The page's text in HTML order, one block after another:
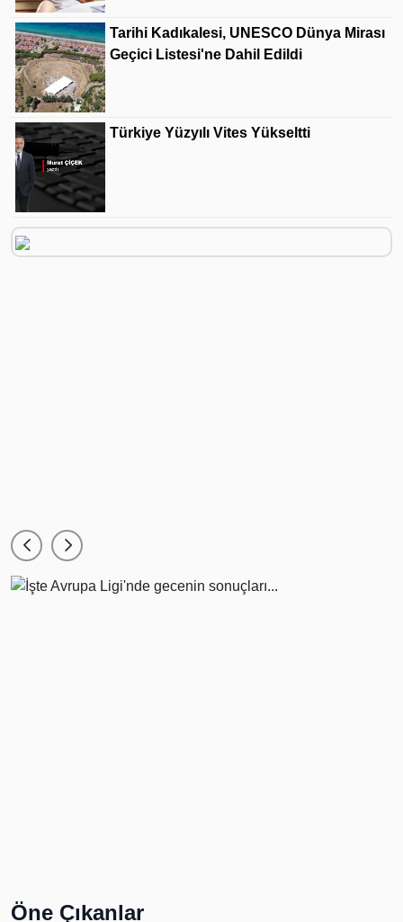
Tarihi Kadıkalesi, UNESCO Dünya Mirası
Geçici Listesi'ne Dahil Edildi
Türkiye Yüzyılı Vites Yükseltti
Öne Çıkanlar